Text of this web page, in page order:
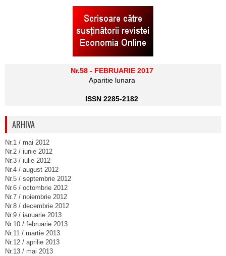
Nr.58 - FEBRUARIE 2017
Aparitie lunara
ISSN 2285-2182
ARHIVA
Nr.1 / mai 2012
Nr.2 / iunie 2012
Nr.3 / iulie 2012
Nr.4 / august 2012
Nr.5 / septembrie 2012
Nr.6 / octombrie 2012
Nr.7 / noiembrie 2012
Nr.8 / decembrie 2012
Nr.9 / ianuarie 2013
Nr.10 / februarie 2013
Nr.11 / martie 2013
Nr.12 / aprilie 2013
Nr.13 / mai 2013